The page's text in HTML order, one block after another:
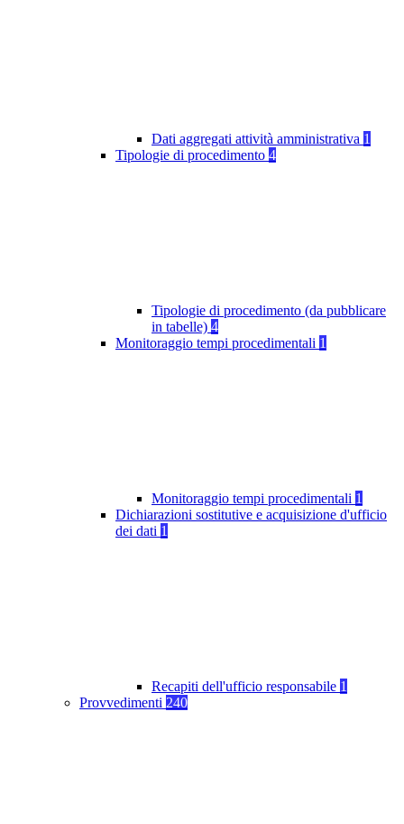
Dati aggregati attività amministrativa 1
Tipologie di procedimento 4
Tipologie di procedimento (da pubblicare
in tabelle) 4
Monitoraggio tempi procedimentali 1
Monitoraggio tempi procedimentali 1
Dichiarazioni sostitutive e acquisizione d'ufficio
dei dati 1
Recapiti dell'ufficio responsabile 1
Provvedimenti 240